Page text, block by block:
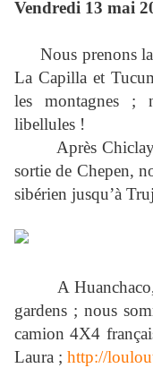
Vendredi 13 mai
Nous prenons
La Capilla et
les montagnes ;
libellules !
Après
sortie de Chepen,
sibérien jusqu’à
A
gardens ; nous
camion 4X4
Laura ; http://